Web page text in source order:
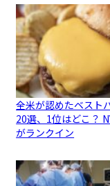
全米が認めたベスト
20選、1位はどこ？
がランクイン